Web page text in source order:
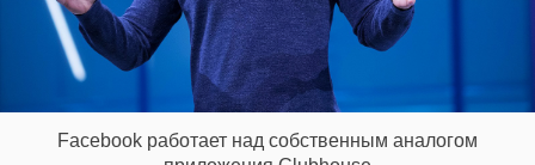
Facebook работает над собственным аналогом